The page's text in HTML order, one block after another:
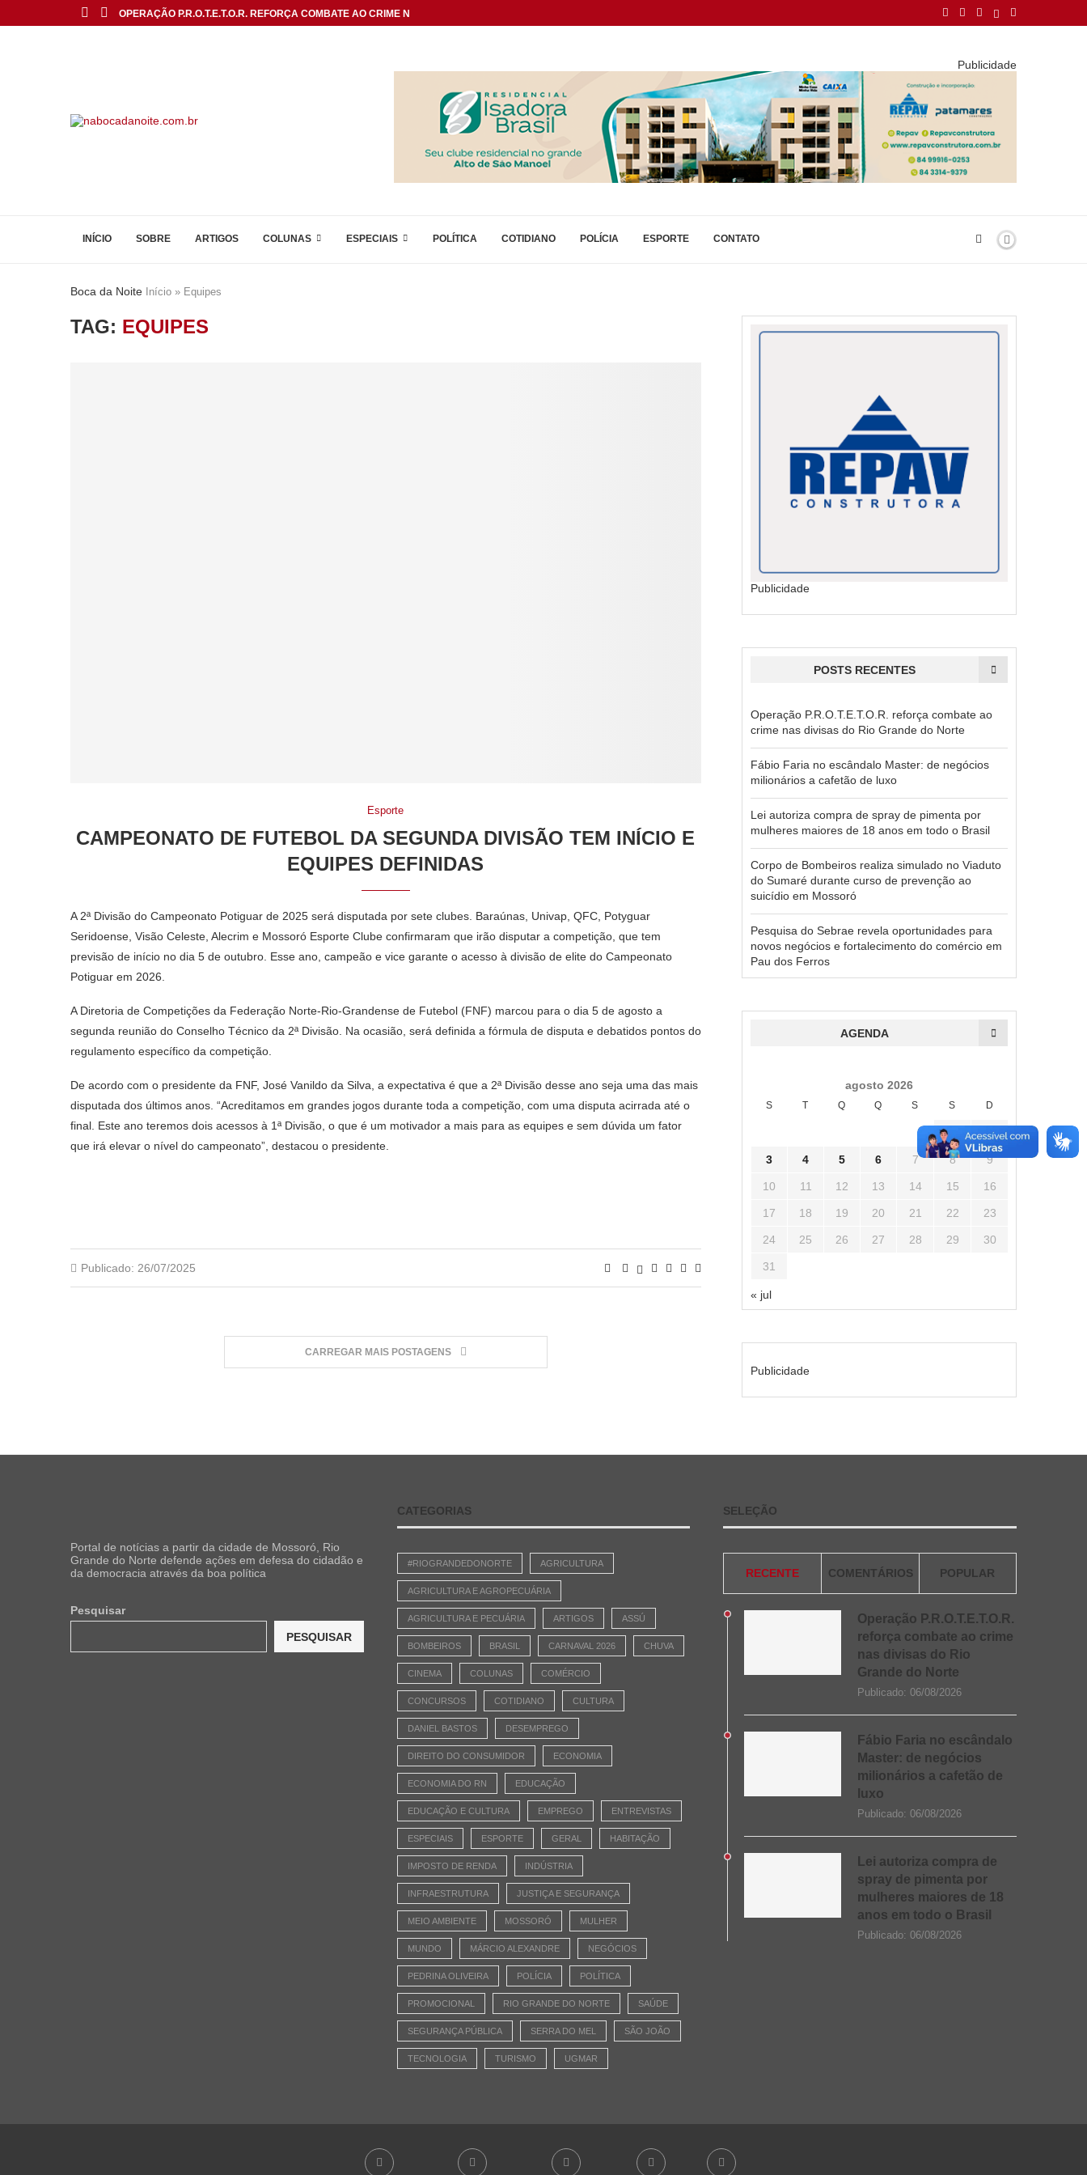
OPERAÇÃO P.R.O.T.E.T.O.R. REFORÇA COMBATE AO CRIME NAS DIVISAS...
Publicidade
INÍCIO SOBRE ARTIGOS COLUNAS ESPECIAIS POLÍTICA COTIDIANO POLÍCIA ESPORTE CONTATO
Boca da Noite Início » Equipes
TAG: EQUIPES
Esporte
CAMPEONATO DE FUTEBOL DA SEGUNDA DIVISÃO TEM INÍCIO E
EQUIPES DEFINIDAS
A 2ª Divisão do Campeonato Potiguar de 2025 será disputada por sete clubes. Baraúnas, Univap, QFC, Potyguar
Seridoense, Visão Celeste, Alecrim e Mossoró Esporte Clube confirmaram que irão disputar a competição, que tem
previsão de início no dia 5 de outubro. Esse ano, campeão e vice garante o acesso à divisão de elite do Campeonato
Potiguar em 2026.
A Diretoria de Competições da Federação Norte-Rio-Grandense de Futebol (FNF) marcou para o dia 5 de agosto a
segunda reunião do Conselho Técnico da 2ª Divisão. Na ocasião, será definida a fórmula de disputa e debatidos pontos do
regulamento específico da competição.
De acordo com o presidente da FNF, José Vanildo da Silva, a expectativa é que a 2ª Divisão desse ano seja uma das mais
disputada dos últimos anos. “Acreditamos em grandes jogos durante toda a competição, com uma disputa acirrada até o
final. Este ano teremos dois acessos à 1ª Divisão, o que é um motivador a mais para as equipes e sem dúvida um fator
que irá elevar o nível do campeonato”, destacou o presidente.
Publicado: 26/07/2025
CARREGAR MAIS POSTAGENS
Publicidade
POSTS RECENTES
Operação P.R.O.T.E.T.O.R. reforça combate ao
crime nas divisas do Rio Grande do Norte
Fábio Faria no escândalo Master: de negócios
milionários a cafetão de luxo
Lei autoriza compra de spray de pimenta por
mulheres maiores de 18 anos em todo o Brasil
Corpo de Bombeiros realiza simulado no Viaduto
do Sumaré durante curso de prevenção ao
suicídio em Mossoró
Pesquisa do Sebrae revela oportunidades para
novos negócios e fortalecimento do comércio em
Pau dos Ferros
AGENDA
agosto 2026
S T Q Q S S D
2
3 4 5 6 7 8 9
10 11 12 13 14 15 16
17 18 19 20 21 22 23
24 25 26 27 28 29 30
31
« jul
Publicidade
Portal de notícias a partir da cidade de Mossoró, Rio
Grande do Norte defende ações em defesa do cidadão e
da democracia através da boa política
Pesquisar
PESQUISAR
CATEGORIAS
#RIOGRANDEDONORTE AGRICULTURA
AGRICULTURA E AGROPECUÁRIA
AGRICULTURA E PECUÁRIA ARTIGOS ASSÚ
BOMBEIROS BRASIL CARNAVAL 2026 CHUVA
CINEMA COLUNAS COMÉRCIO
CONCURSOS COTIDIANO CULTURA
DANIEL BASTOS DESEMPREGO
DIREITO DO CONSUMIDOR ECONOMIA
ECONOMIA DO RN EDUCAÇÃO
EDUCAÇÃO E CULTURA EMPREGO ENTREVISTAS
ESPECIAIS ESPORTE GERAL HABITAÇÃO
IMPOSTO DE RENDA INDÚSTRIA
INFRAESTRUTURA JUSTIÇA E SEGURANÇA
MEIO AMBIENTE MOSSORÓ MULHER
MUNDO MÁRCIO ALEXANDRE NEGÓCIOS
PEDRINA OLIVEIRA POLÍCIA POLÍTICA
PROMOCIONAL RIO GRANDE DO NORTE SAÚDE
SEGURANÇA PÚBLICA SERRA DO MEL SÃO JOÃO
TECNOLOGIA TURISMO UGMAR
SELEÇÃO
RECENTE COMENTÁRIOS POPULAR
Operação P.R.O.T.E.T.O.R.
reforça combate ao crime
nas divisas do Rio
Grande do Norte
Publicado: 06/08/2026
Fábio Faria no escândalo
Master: de negócios
milionários a cafetão de
luxo
Publicado: 06/08/2026
Lei autoriza compra de
spray de pimenta por
mulheres maiores de 18
anos em todo o Brasil
Publicado: 06/08/2026